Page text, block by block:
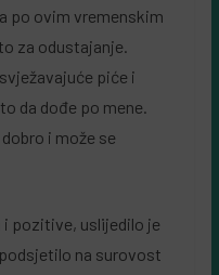
po ovim vremenskim
za odustajanje.
piće i
da dođe po mene.
i može se
pozitive, uslijedilo je
na surovost